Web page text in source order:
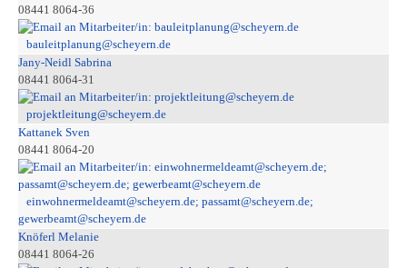
08441 8064-36
bauleitplanung@scheyern.de
Jany-Neidl Sabrina
08441 8064-31
projektleitung@scheyern.de
Kattanek Sven
08441 8064-20
einwohnermeldeamt@scheyern.de; passamt@scheyern.de;
gewerbeamt@scheyern.de
Knöferl Melanie
08441 8064-26